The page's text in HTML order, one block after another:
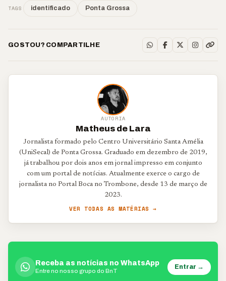
TAGS identificado Ponta Grossa
GOSTOU? COMPARTILHE
AUTORIA
Matheus de Lara
Jornalista formado pelo Centro Universitário Santa Amélia
(UniSecal) de Ponta Grossa. Graduado em dezembro de 2019,
já trabalhou por dois anos em jornal impresso em conjunto
com um portal de notícias. Atualmente exerce o cargo de
jornalista no Portal Boca no Trombone, desde 13 de março de
2023.
VER TODAS AS MATÉRIAS →
Receba as notícias no WhatsApp
Entre no nosso grupo do BnT
Entrar →